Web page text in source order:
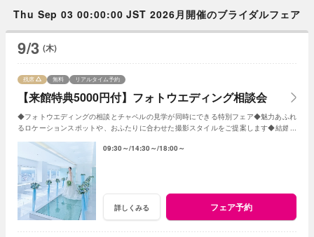
Thu Sep 03 00:00:00 JST 2026月開催のブライダルフェア
9/3 (木)
【来館特典5000円付】フォトウエディング相談会
残席 無料 リアルタイム予約
◆フォトウエディングの相談とチャペルの見学が同時にできる特別フェア◆魅力あふれ
るロケーションスポットや、おふたりに合わせた撮影スタイルをご提案します◆結婚が
09:30～ 14:30～ 18:00～
詳しくみる フェア予約